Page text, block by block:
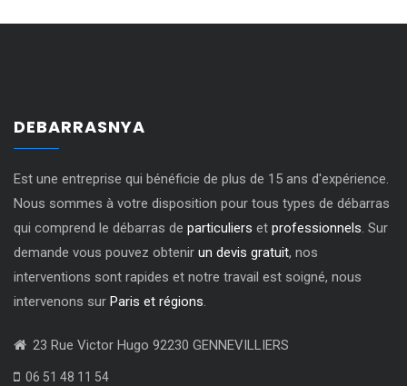
DEBARRASNYA
Est une entreprise qui bénéficie de plus de 15 ans d'expérience.
Nous sommes à votre disposition pour tous types de débarras
qui comprend le débarras de particuliers et professionnels . Sur
demande vous pouvez obtenir un devis gratuit, nos
interventions sont rapides et notre travail est soigné, nous
intervenons sur Paris et régions
23 Rue Victor Hugo 92230 GENNEVILLIERS
06 51 48 11 54